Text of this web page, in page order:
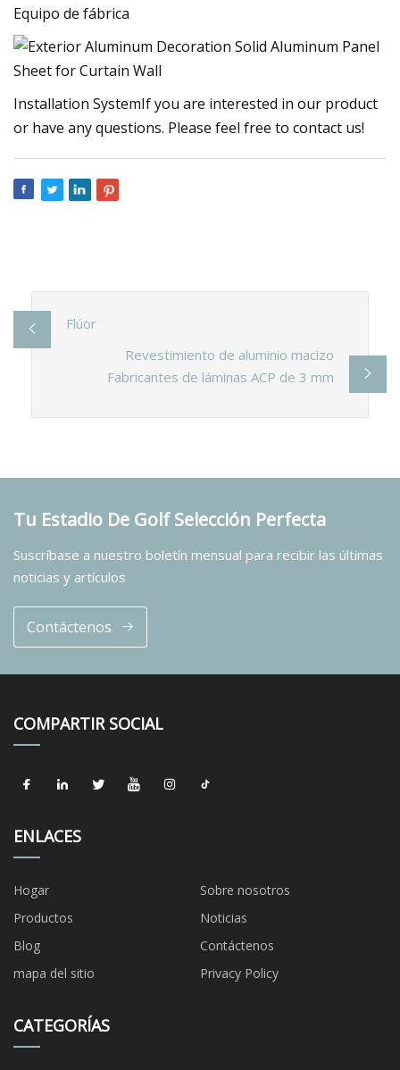
Equipo de fábrica
Installation SystemIf you are interested in our product
or have any questions. Please feel free to contact us!
Flúor
Revestimiento de aluminio macizo
Fabricantes de láminas ACP de 3 mm
Tu Estadio De Golf Selección Perfecta
Suscríbase a nuestro boletín mensual para recibir las últimas
noticias y artículos
Contáctenos
COMPARTIR SOCIAL
ENLACES
Hogar
Sobre nosotros
Productos
Noticias
Blog
Contáctenos
mapa del sitio
Privacy Policy
CATEGORÍAS